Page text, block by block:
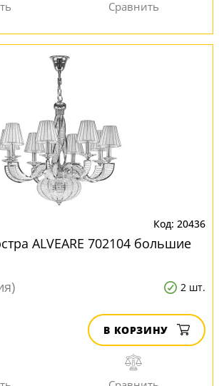
20436
ALVEARE 702104 большие
2 шт.
В КОРЗИНУ